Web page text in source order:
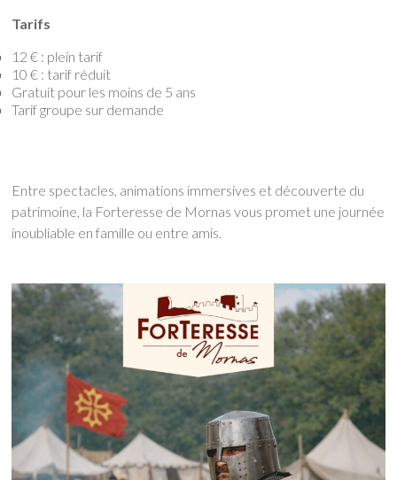
Tarifs
12 € : plein tarif
10 € : tarif réduit
Gratuit pour les moins de 5 ans
Tarif groupe sur demande
Entre spectacles, animations immersives et découverte du
patrimoine, la Forteresse de Mornas vous promet une journée
inoubliable en famille ou entre amis.